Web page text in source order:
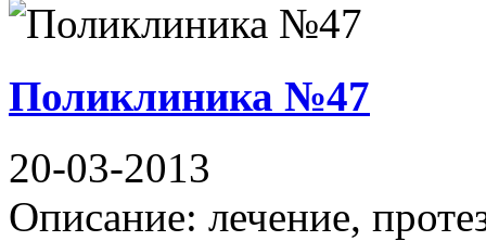
Поликлиника №47
20-03-2013
Описание: лечение,